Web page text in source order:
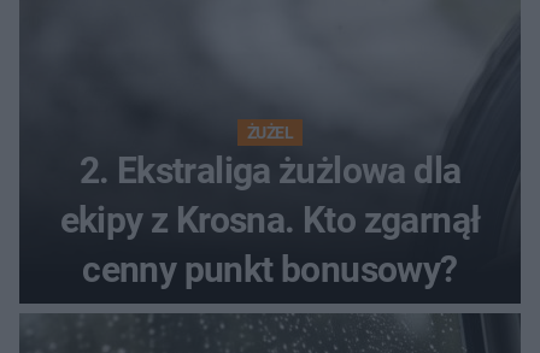
ŻUŻEL
2. Ekstraliga żużlowa dla
ekipy z Krosna. Kto zgarnął
cenny punkt bonusowy?